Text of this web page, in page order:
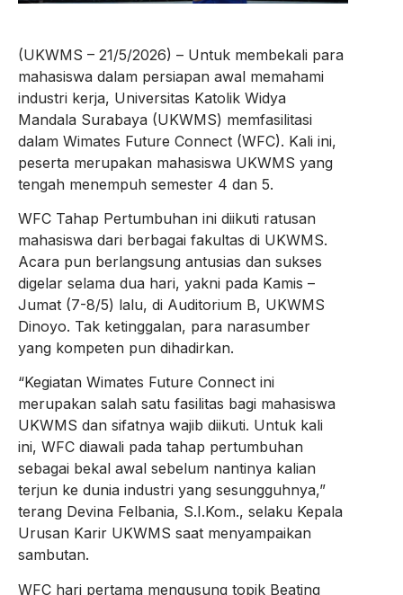
(UKWMS – 21/5/2026) – Untuk membekali para
mahasiswa dalam persiapan awal memahami
industri kerja, Universitas Katolik Widya
Mandala Surabaya (UKWMS) memfasilitasi
dalam Wimates Future Connect (WFC). Kali ini,
peserta merupakan mahasiswa UKWMS yang
tengah menempuh semester 4 dan 5.
WFC Tahap Pertumbuhan ini diikuti ratusan
mahasiswa dari berbagai fakultas di UKWMS.
Acara pun berlangsung antusias dan sukses
digelar selama dua hari, yakni pada Kamis –
Jumat (7-8/5) lalu, di Auditorium B, UKWMS
Dinoyo. Tak ketinggalan, para narasumber
yang kompeten pun dihadirkan.
“Kegiatan Wimates Future Connect ini
merupakan salah satu fasilitas bagi mahasiswa
UKWMS dan sifatnya wajib diikuti. Untuk kali
ini, WFC diawali pada tahap pertumbuhan
sebagai bekal awal sebelum nantinya kalian
terjun ke dunia industri yang sesungguhnya,”
terang Devina Felbania, S.I.Kom., selaku Kepala
Urusan Karir UKWMS saat menyampaikan
sambutan.
WFC hari pertama mengusung topik Beating